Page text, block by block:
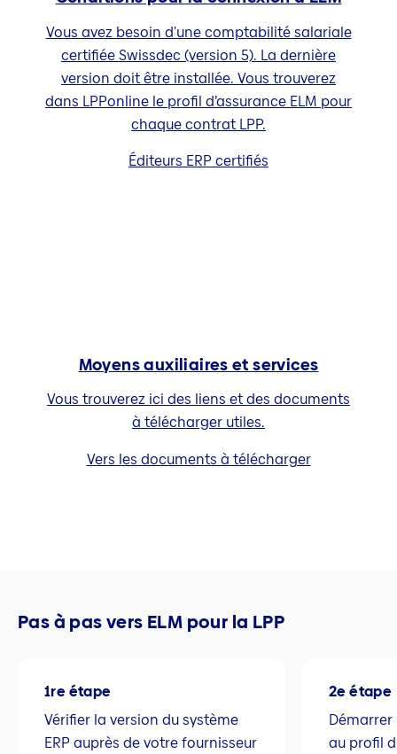
Vous avez besoin d'une comptabilité salariale
certifiée Swissdec (version 5). La dernière
version doit être installée. Vous trouverez
dans LPPonline le profil d’assurance ELM pour
chaque contrat LPP.
Éditeurs ERP certifiés
Moyens auxiliaires et services
Vous trouverez ici des liens et des documents
à télécharger utiles.
Vers les documents à télécharger
Pas à pas vers ELM pour la LPP
1re étape
Vérifier la version du système
ERP auprès de votre fournisseur
2e étape
au profil